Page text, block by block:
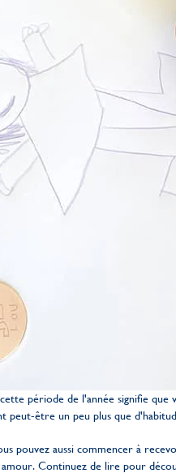
période de l'année signifie
peut-être un peu plus que
pouvez aussi commencer à
Continuez de lire pour